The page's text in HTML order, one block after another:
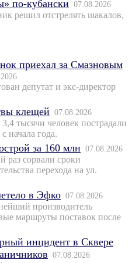
по-кубански 07.08.2026
решил отстрелять шакалов,
приехал за Смазновым
депутат и экс-директор
клещей 07.08.2026
3,4 тысячи человек пострадали
начала года.
за 160 млн 07.08.2026
раз сорвали сроки
перехода на ул.
в Эфко 07.08.2026
производитель
маршруты поставок после
инцидент в Сквере
07.08.2026